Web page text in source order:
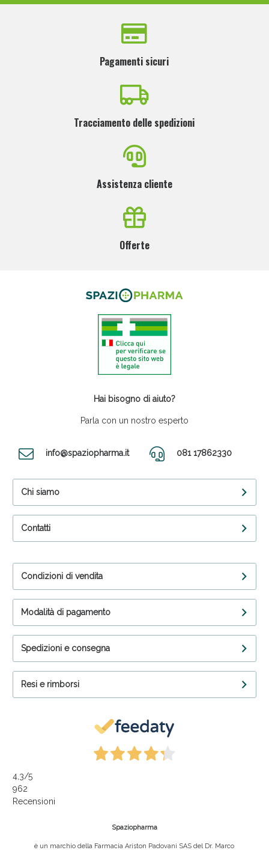
Pagamenti sicuri
Tracciamento delle spedizioni
Assistenza cliente
Offerte
Hai bisogno di aiuto?
Parla con un nostro esperto
info@spaziopharma.it 081 17862330
Chi siamo
Contatti
Condizioni di vendita
Modalità di pagamento
Spedizioni e consegna
Resi e rimborsi
4,3/5
962
Recensioni
Spaziopharma
è un marchio della Farmacia Ariston Padovani SAS del Dr. Marco